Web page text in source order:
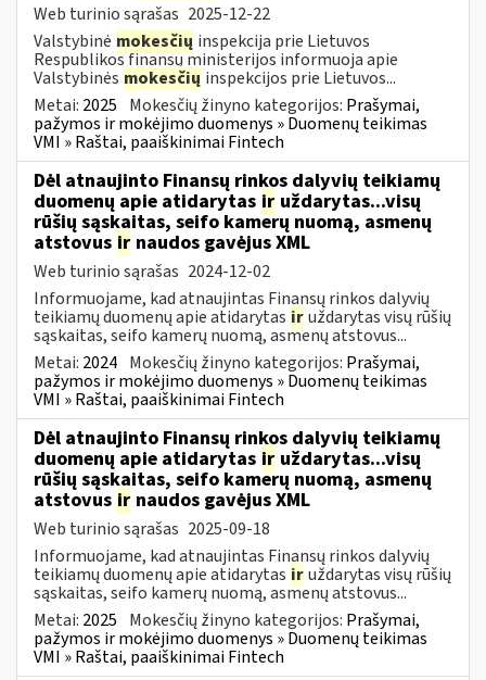
Web turinio sąrašas 2025-12-22
Valstybinė mokesčių inspekcija prie Lietuvos
Respublikos finansų ministerijos informuoja apie
Valstybinės mokesčių inspekcijos prie Lietuvos...
Metai: 2025 Mokesčių žinyno kategorijos: Prašymai,
pažymos ir mokėjimo duomenys » Duomenų teikimas
VMI » Raštai, paaiškinimai Fintech
Dėl atnaujinto Finansų rinkos dalyvių teikiamų
duomenų apie atidarytas ir uždarytas...visų
rūšių sąskaitas, seifo kamerų nuomą, asmenų
atstovus ir naudos gavėjus XML
Web turinio sąrašas 2024-12-02
Informuojame, kad atnaujintas Finansų rinkos dalyvių
teikiamų duomenų apie atidarytas iruždarytas visų rūšių
sąskaitas, seifo kamerų nuomą, asmenų atstovus...
Metai: 2024 Mokesčių žinyno kategorijos: Prašymai,
pažymos ir mokėjimo duomenys » Duomenų teikimas
VMI » Raštai, paaiškinimai Fintech
Dėl atnaujinto Finansų rinkos dalyvių teikiamų
duomenų apie atidarytas ir uždarytas...visų
rūšių sąskaitas, seifo kamerų nuomą, asmenų
atstovus ir naudos gavėjus XML
Web turinio sąrašas 2025-09-18
Informuojame, kad atnaujintas Finansų rinkos dalyvių
teikiamų duomenų apie atidarytas iruždarytas visų rūšių
sąskaitas, seifo kamerų nuomą, asmenų atstovus...
Metai: 2025 Mokesčių žinyno kategorijos: Prašymai,
pažymos ir mokėjimo duomenys » Duomenų teikimas
VMI » Raštai, paaiškinimai Fintech